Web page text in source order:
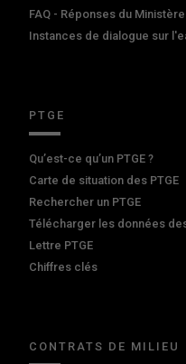
FAQ - Réponses du Ministère
Instances de dialogue sur
PTGE
Qu’est-ce qu’un PTGE ?
Carte de situation des PTGE
Rechercher un PTGE
Télécharger les données
Lettre PTGE
Chiffres clés
CONTRATS DE MILIEU